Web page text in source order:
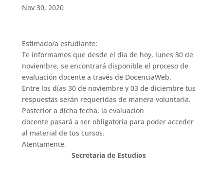
Nov 30, 2020
Estimado/a estudiante:
Te informamos que desde el día de hoy, lunes 30 de
noviembre, se encontrará disponible el proceso de
evaluación docente a través de DocenciaWeb.
Entre los días 30 de noviembre y 03 de diciembre tus
respuestas serán requeridas de manera voluntaria.
Posterior a dicha fecha, la evaluación
docente pasará a ser obligatoria para poder acceder
al material de tus cursos.
Atentamente,
Secretaría de Estudios